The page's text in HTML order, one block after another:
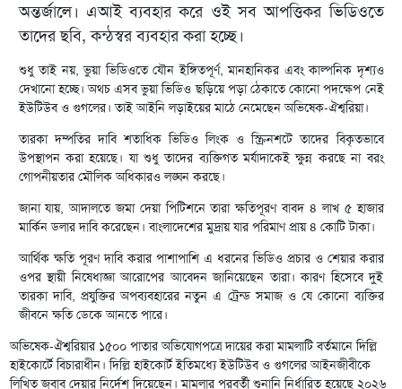
অন্তর্জালে। এআই ব্যবহার করে ওই সব আপত্তিকর ভিডিওতে
তাদের ছবি, কন্ঠস্বর ব্যবহার করা হচ্ছে।
শুধু তাই নয়, ভুয়া ভিডিওতে যৌন ইঙ্গিতপূর্ণ, মানহানিকর এবং কাল্পনিক দৃশ্যও
দেখানো হচ্ছে। অথচ এসব ভুয়া ভিডিও ছড়িয়ে পড়া ঠেকাতে কোনো পদক্ষেপ নেই
ইউটিউব ও গুগলের। তাই আইনি লড়াইয়ের মাঠে নেমেছেন অভিষেক-ঐশ্বরিয়া।
তারকা দম্পতির দাবি শতাধিক ভিডিও লিংক ও স্ক্রিনশটে তাদের বিকৃতভাবে
উপস্থাপন করা হয়েছে। যা শুধু তাদের ব্যক্তিগত মর্যাদাকেই ক্ষুন্ন করছে না বরং
গোপনীয়তার মৌলিক অধিকারও লঙ্ঘন করছে।
জানা যায়, আদালতে জমা দেয়া পিটিশনে তারা ক্ষতিপূরণ বাবদ ৪ লাখ ৫ হাজার
মার্কিন ডলার দাবি করেছেন। বাংলাদেশের মুদ্রায় যার পরিমাণ প্রায় ৪ কোটি টাকা।
আর্থিক ক্ষতি পূরণ দাবি করার পাশাপাশি এ ধরনের ভিডিও প্রচার ও শেয়ার করার
ওপর স্থায়ী নিষেধাজ্ঞা আরোপের আবেদন জানিয়েছেন তারা। কারণ হিসেবে দুই
তারকা দাবি, প্রযুক্তির অপব্যবহারের নতুন এ ট্রেন্ড সমাজ ও যে কোনো ব্যক্তির
জীবনে ক্ষতি ডেকে আনতে পারে।
অভিষেক-ঐশ্বরিয়ার ১৫০০ পাতার অভিযোগপত্রে দায়ের করা মামলাটি বর্তমানে দিল্লি
হাইকোর্টে বিচারাধীন। দিল্লি হাইকোর্ট ইতিমধ্যে ইউটিউব ও গুগলের আইনজীবীকে
লিখিত জবাব দেয়ার নির্দেশ দিয়েছেন। মামলার পরবর্তী শুনানি নির্ধারিত হয়েছে ২০২৬